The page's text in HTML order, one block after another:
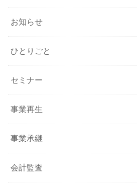
お知らせ
ひとりごと
セミナー
事業再生
事業承継
会計監査